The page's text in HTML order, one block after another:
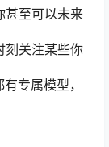
甚至可以未来
刻关注某些你
专属模型，